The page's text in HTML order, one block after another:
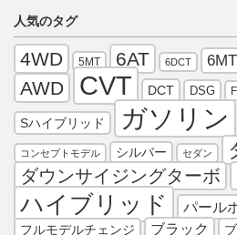
人気のタグ
4WD 5MT 6AT 6DCT 6MT
AWD CVT DCT DSG
Sハイブリッド ガソリン
コンセプトモデル シルバー セダン
ダウンサイジングターボ
ハイブリッド パール
フルモデルチェンジ ブラック